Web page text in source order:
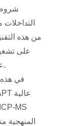
من هذه
عالية ومتغيرة بشكل روتيني وبدقة.
في هذه